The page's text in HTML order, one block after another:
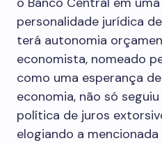
personalidade jurídica
terá autonomia
economista, nomeado
como uma esperança
economia, não só
política de juros
elogiando a mencionada